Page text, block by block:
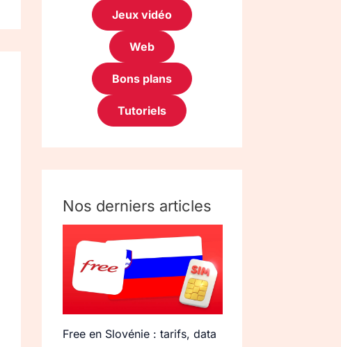
Jeux vidéo
Web
Bons plans
Tutoriels
Nos derniers articles
Free en Slovénie : tarifs, data